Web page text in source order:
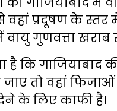
प्रदूषण के स्तर
में वायु गुणवत्ता
कि गाजियाबाद
जाए तो वहां
के लिए काफी है।